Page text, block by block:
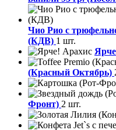
Чио Рио с
(КДВ) 1 шт.
(Красный Октябрь)
Фронт) 2 шт.